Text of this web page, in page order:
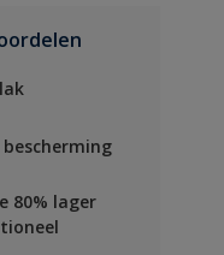
80% lager